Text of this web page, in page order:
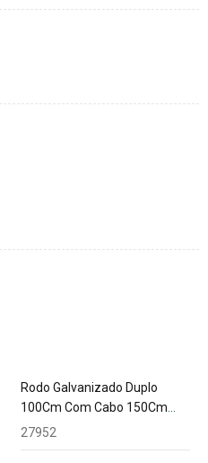
Rodo Galvanizado Duplo
100Cm Com Cabo 150Cm
Alumínio Sendor
27952